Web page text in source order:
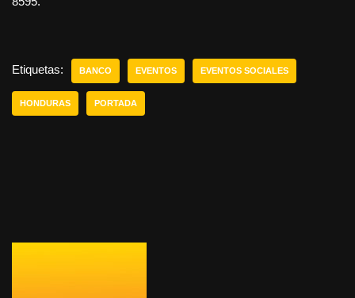
Etiquetas: BANCO EVENTOS EVENTOS SOCIALES
HONDURAS PORTADA